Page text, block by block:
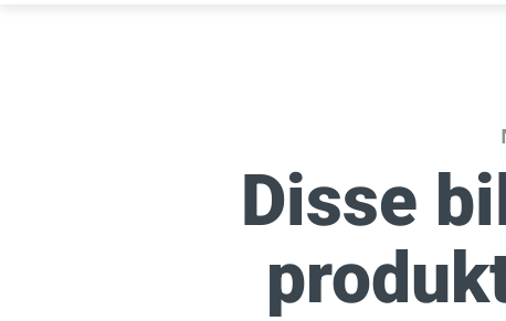
Disse